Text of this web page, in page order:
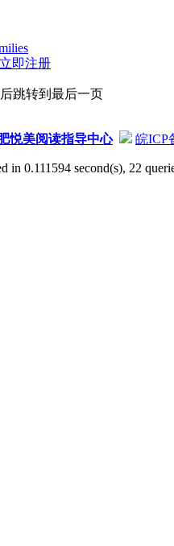
立即注册
跳转到最后一页
悦美阅读指导中心 皖ICP
in 0.111594 second(s), 22